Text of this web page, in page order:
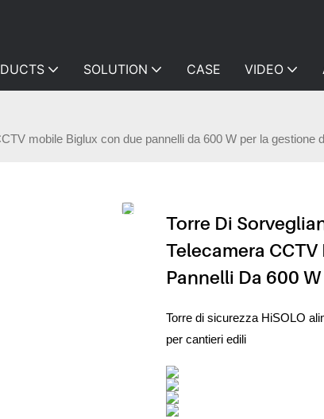
SOLUTION CASE VIDEO
mobile Biglux con due pannelli da 600 W per la gestione
Torre Di
Telecamera
Pannelli Da 600
Torre di sicurezza HiSOLO
per cantieri edili